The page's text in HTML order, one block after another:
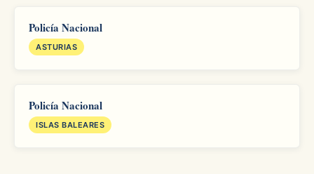
Policía Nacional
ASTURIAS
Policía Nacional
ISLAS BALEARES